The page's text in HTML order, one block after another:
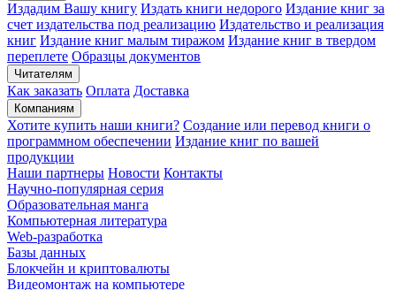
Издадим Вашу книгу Издать книги недорого Издание книг за
счет издательства под реализацию Издательство и реализация
книг Издание книг малым тиражом Издание книг в твердом
переплете Образцы документов
Читателям
Как заказать Оплата Доставка
Компаниям
Хотите купить наши книги? Создание или перевод книги о
программном обеспечении Издание книг по вашей
продукции
Наши партнеры Новости Контакты
Научно-популярная серия
Образовательная манга
Компьютерная литература
Web-разработка
Базы данных
Блокчейн и криптовалюты
Видеомонтаж на компьютере